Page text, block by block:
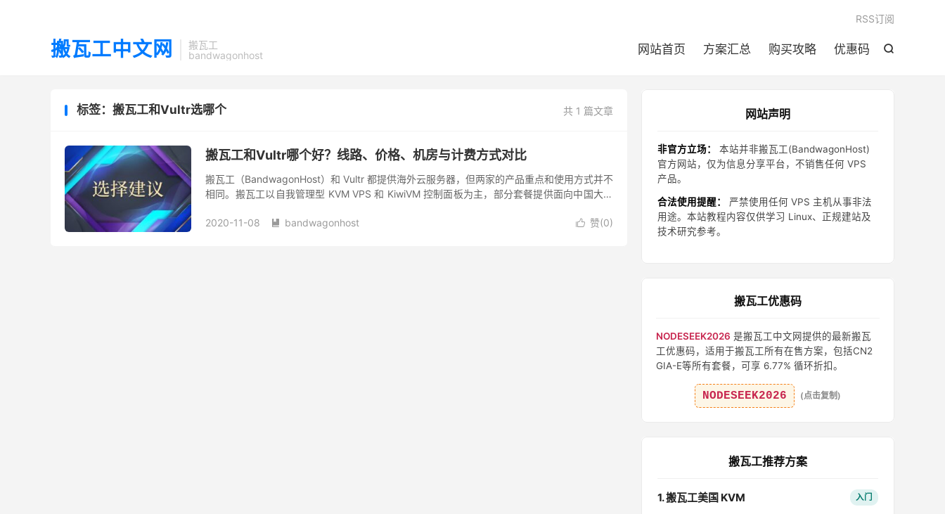
搬瓦工中文网
搬瓦工
bandwagonhost

网站首页 方案汇总 购买攻略 优惠码
RSS订阅
共 1 篇文章
标签：搬瓦工和Vultr选哪个
搬瓦工和Vultr哪个好？线路、价格、机房与计费方式对比
搬瓦工（BandwagonHost）和 Vultr 都提供海外云服务器，但两家的产品重点和使用方式并不
相同。搬瓦工以自我管理型 KVM VPS 和 KiwiVM 控制面板为主，部分套餐提供面向中国大陆
 赞(0)
2020-11-08  bandwagonhost
网站声明
非官方立场：
本站并非搬瓦工(BandwagonHost)
官方网站，仅为信息分享平台，不销售任何 VPS
产品。
合法使用提醒：
严禁使用任何 VPS 主机从事非法
用途。本站教程内容仅供学习 Linux、正规建站及
技术研究参考。
搬瓦工优惠码
NODESEEK2026 是搬瓦工中文网提供的最新搬瓦
工优惠码，适用于搬瓦工所有在售方案，包括CN2
GIA-E等所有套餐，可享 6.77% 循环折扣。
NODESEEK2026 (点击复制)
搬瓦工推荐方案
1. 搬瓦工美国 KVM 入门